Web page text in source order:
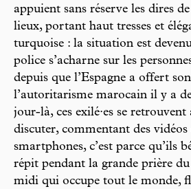
appuient sans réserve les dires
lieux, portant haut tresses et
turquoise : la situation est
police s’acharne sur les
depuis que l’Espagne a offert
l’autoritarisme marocain il y a
jour-là, ces exilé·es se retrouvent
discuter, commentant des
smartphones, c’est parce qu’ils
répit pendant la grande prière
midi qui occupe tout le monde,